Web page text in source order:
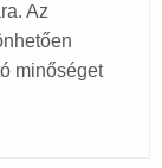
Az
minőséget